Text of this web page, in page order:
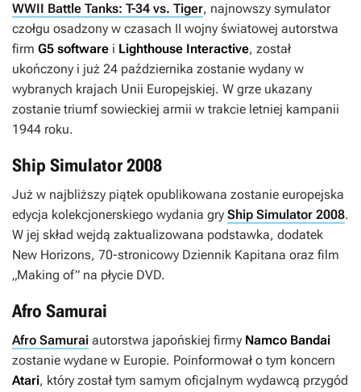
WWII Battle Tanks: T-34 vs. Tiger, najnowszy symulator
czołgu osadzony w czasach II wojny światowej autorstwa
firm G5 software i Lighthouse Interactive, został
ukończony i już 24 października zostanie wydany w
wybranych krajach Unii Europejskiej. W grze ukazany
zostanie triumf sowieckiej armii w trakcie letniej kampanii
1944 roku.
Ship Simulator 2008
Już w najbliższy piątek opublikowana zostanie europejska
edycja kolekcjonerskiego wydania gry Ship Simulator 2008.
W jej skład wejdą zaktualizowana podstawka, dodatek
New Horizons, 70-stronicowy Dziennik Kapitana oraz film
„Making of” na płycie DVD.
Afro Samurai
Afro Samurai autorstwa japońskiej firmy Namco Bandai
zostanie wydane w Europie. Poinformował o tym koncern
Atari, który został tym samym oficjalnym wydawcą przygód